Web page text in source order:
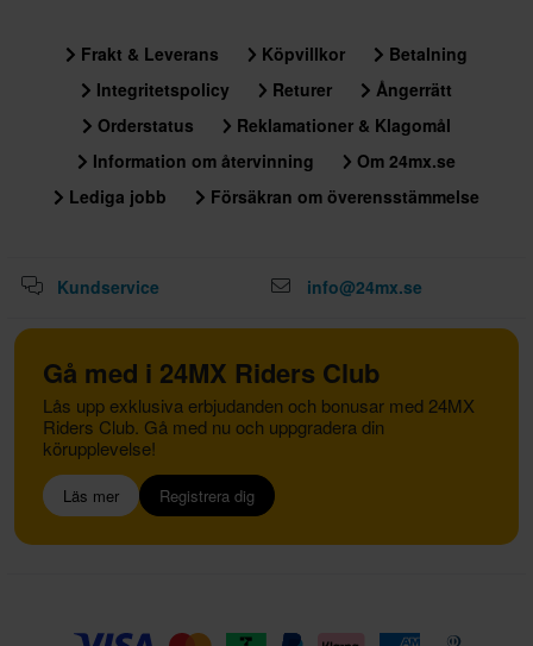
Frakt & Leverans Köpvillkor
Betalning
Integritetspolicy
Returer
Ångerrätt
Orderstatus
Reklamationer & Klagomål
Information om återvinning
Om 24mx.se
Lediga jobb
Försäkran om överensstämmelse
Kundservice info@24mx.se
Gå med i 24MX Riders Club
Lås upp exklusiva erbjudanden och bonusar med 24MX
Riders Club. Gå med nu och uppgradera din
körupplevelse!
Läs mer Registrera dig